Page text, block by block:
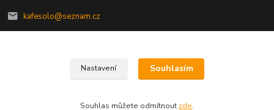
kafesolo@seznam.cz
Správce stránekSievert Consulting s.r.o.
Nastavení Souhlasím
Souhlas můžete odmítnout zde.